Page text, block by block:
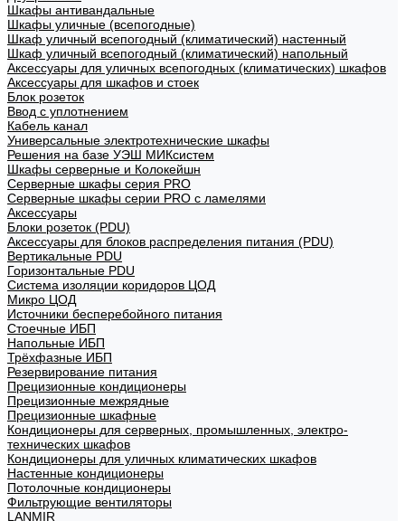
Шкафы антивандальные
Шкафы уличные (всепогодные)
Шкаф уличный всепогодный (климатический) настенный
Шкаф уличный всепогодный (климатический) напольный
Аксессуары для уличных всепогодных (климатических) шкафов
Аксессуары для шкафов и стоек
Блок розеток
Ввод с уплотнением
Кабель канал
Универсальные электротехнические шкафы
Решения на базе УЭШ МИКсистем
Шкафы серверные и Колокейшн
Серверные шкафы серия PRO
Серверные шкафы серии PRO с ламелями
Аксессуары
Блоки розеток (PDU)
Аксессуары для блоков распределения питания (PDU)
Вертикальные PDU
Горизонтальные PDU
Система изоляции коридоров ЦОД
Микро ЦОД
Источники бесперебойного питания
Стоечные ИБП
Напольные ИБП
Трёхфазные ИБП
Резервирование питания
Прецизионные кондиционеры
Прецизионные межрядные
Прецизионные шкафные
Кондиционеры для серверных, промышленных, электро-
технических шкафов
Кондиционеры для уличных климатических шкафов
Настенные кондиционеры
Потолочные кондиционеры
Фильтрующие вентиляторы
LANMIR